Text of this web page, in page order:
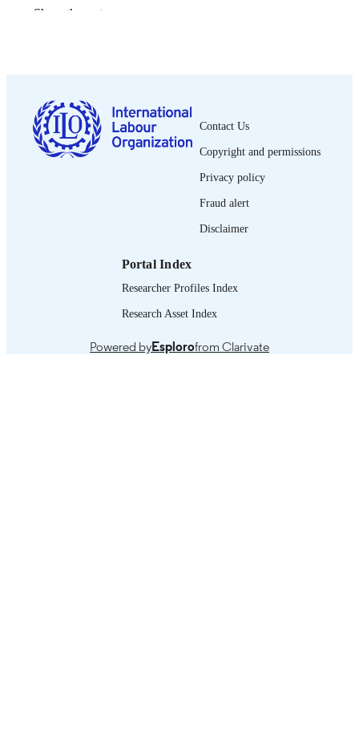
PUBLISHED
NUMBER OF
PAGES
26 p.
la crise de la Covid 19 -- 2. Le
de la Covid 19 -- Conclusion --
- Références.
Show the rest
Contact Us
Copyright and permissions
Privacy policy
Fraud alert
Disclaimer
Portal Index
Researcher Profiles Index
Research Asset Index
Powered byEsplorofrom Clarivate